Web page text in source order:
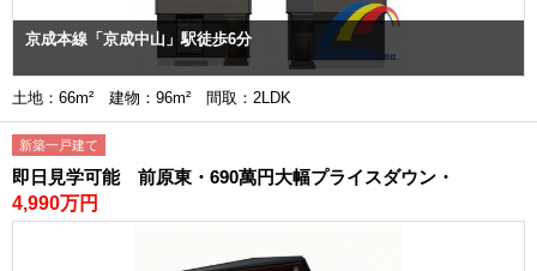
京成本線「京成中山」駅徒歩6分
土地：66m² 建物：96m² 間取：2LDK
新築一戸建て
即日見学可能 前原東・690萬円大幅プライスダウン・
4,990万円